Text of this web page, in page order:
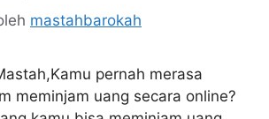
mastahbarokah
pernah merasa
meminjam uang secara online?